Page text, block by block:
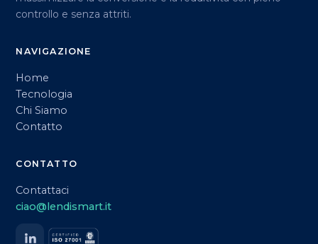
controllo e senza attriti.
NAVIGAZIONE
Home
Tecnologia
Chi Siamo
Contatto
CONTATTO
Contattaci
ciao@lendismart.it